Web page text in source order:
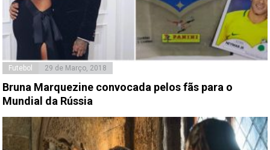
Futebol 29 de Março, 2018
Bruna Marquezine convocada pelos fãs para o
Mundial da Rússia